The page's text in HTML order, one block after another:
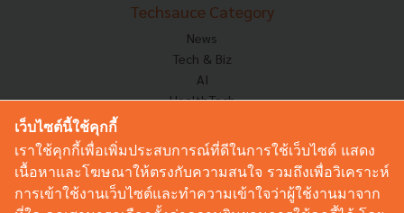
Techsauce Category
News
Tech & Biz
AI
HealthTech
Corp Innov
Saucy Thoughts
Based On
Sustainable
เว็บไซต์นี้ใช้คุกกี้
เราใช้คุกกี้เพื่อเพิ่มประสบการณ์ที่ดีในการใช้เว็บไซต์ แสดง
เนื้อหาและโฆษณาให้ตรงกับความสนใจ รวมถึงเพื่อวิเคราะห์
การเข้าใช้งานเว็บไซต์และทำความเข้าใจว่าผู้ใช้งานมาจาก